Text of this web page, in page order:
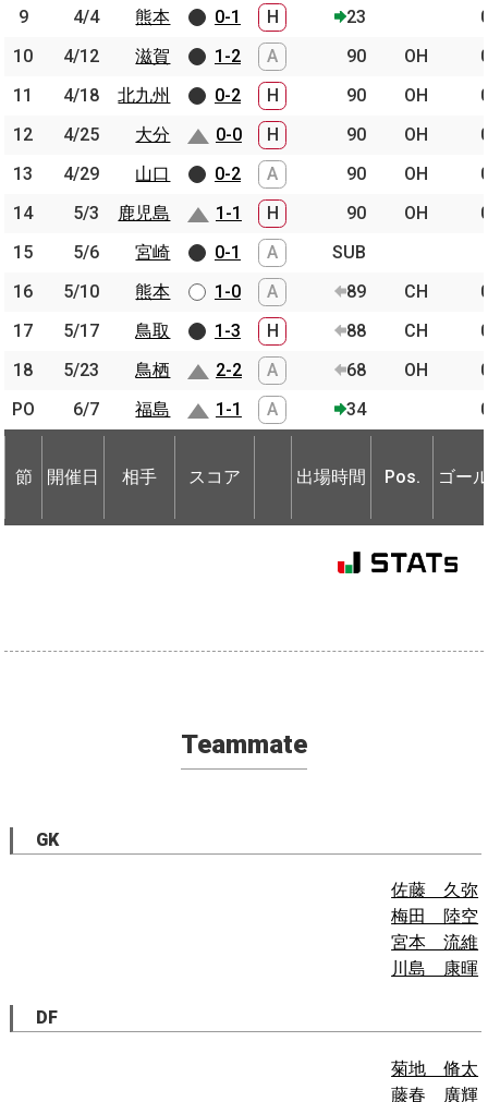
9
4/4 熊本 0-1 H 23
10
4/12 滋賀 1-2 A 90 OH
11
4/18 北九州 0-2 H 90 OH
12
4/25 大分 0-0 H 90 OH
13
4/29 山口 0-2 A 90 OH
14
5/3 鹿児島 1-1 H 90 OH
15
5/6 宮崎 0-1 A
SUB
16
5/10 熊本 1-0 A 89 CH
17
5/17 鳥取 1-3 H 88 CH
18
5/23 鳥栖 2-2 A 68 OH
PO
6/7 福島 1-1 A 34
節 開催日 相手 スコア 出場時間 Pos. ゴー
9
4/4
熊本
10
4/12
滋賀
11
4/18
北九州
12
4/25
大分
13
4/29
山口
14
5/3
鹿児島
15
5/6
宮崎
16
5/10
熊本
17
5/17
鳥取
18
5/23
鳥栖
PO
6/7 福島
節 開催日 相手
Teammate
GK
佐藤 久弥
梅田 陸空
宮本 流維
川島 康暉
DF
菊地 脩太
藤春 廣輝